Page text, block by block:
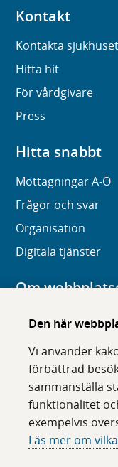
Den här
Vi använder
förbättrad
sammanställa
funktionalitet
exempelvis
Läs mer om
Kontakt
Kontakta sjukhuset
Hitta hit
För vårdgivare
Press
Hitta snabbt
Mottagningar A-Ö
Frågor och svar
Organisation
Digitala tjänster
Om
Om karolinska.se
Tillgänglighet
Om cookies
Följ oss i sociala